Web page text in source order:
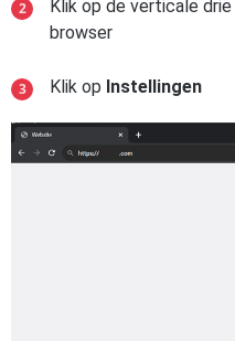
Klik op de verticale
browser
Klik op Instellingen